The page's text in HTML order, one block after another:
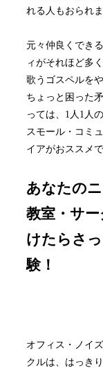
れる人もおられま
元々仲良くでき
ィがそれほど多
歌うゴスペルを
ちょっと困った
っては、1人1人
スモール・コミ
イアがおススメで
あなたの
教室・サ
けたらさ
験！
オフィス・ノイ
クルは、はっき